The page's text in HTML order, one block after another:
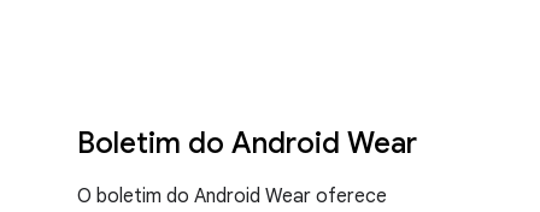
Boletim do Android Wear
O boletim do Android Wear oferece